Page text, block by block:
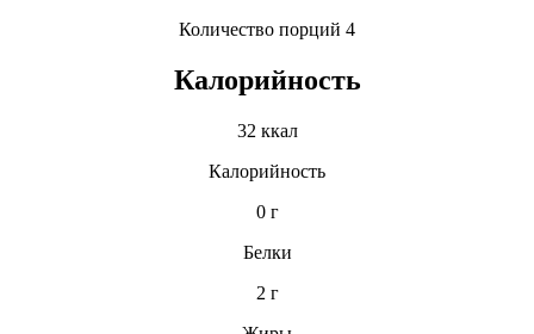
Количество порций 4
Калорийность
32 ккал
Калорийность
0 г
Белки
2 г